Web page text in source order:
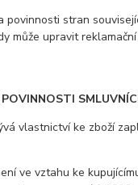
stran
může upravit
vlastnictví ke zboží
ve vztahu ke